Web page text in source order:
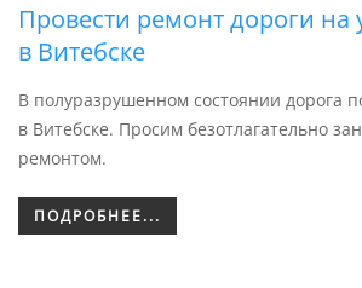
Провести ремонт дороги на
в Витебске
В полуразрушенном состоянии дорога
в Витебске. Просим безотлагательно
ремонтом.
ПОДРОБНЕЕ...